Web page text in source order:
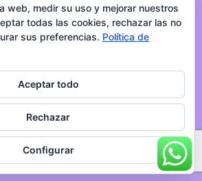
web, medir su uso y mejorar nuestros
todas las cookies, rechazar las no
sus preferencias. Política de
Aceptar todo
Rechazar
Configurar